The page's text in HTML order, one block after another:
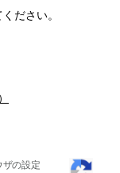
ださい。
の設定